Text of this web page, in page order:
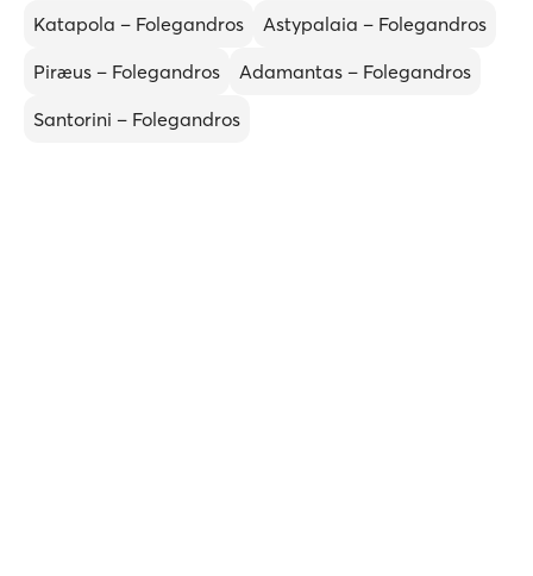
Katapola – Folegandros
Astypalaia – Folegandros
Piræus – Folegandros
Adamantas – Folegandros
Santorini – Folegandros